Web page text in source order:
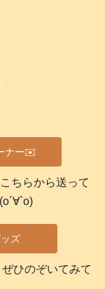
ナー✉️
ちらから送って
ズ
ひのぞいてみて